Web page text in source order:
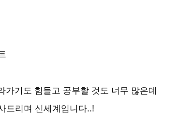
가기도 힘들고 공부할 것도 너무 많은데
드리며 신세계입니다..!